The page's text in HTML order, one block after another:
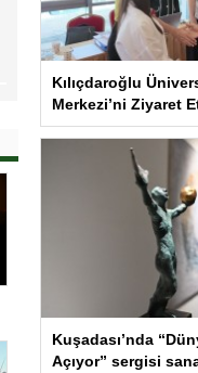
Kılıçdaroğlu
Merkezi’ni Ziyaret
Kuşadası’nda
Açıyor” sergisi